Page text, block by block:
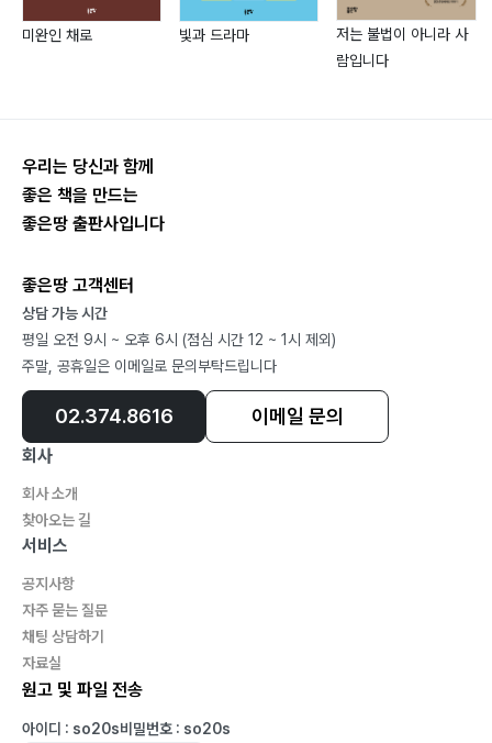
아빠와의 비밀 얘기 127
마법 샤프 130
Episode PART 05
밤하늘은 이제 내 거야
만두같이 생긴 달 150
다리용 잠바는 없나요? 153
눈뜨자마자 보물찾기 156
긍정적으로 생각하기, 후레이! 162
엄마를 만나야 해 165
밤하늘은 이제 내 거야 171
미완인 채로 빛과 드라마
저는 불법이 아니라 사
람입니다
우리는 당신과 함께
좋은 책을 만드는
좋은땅 출판사입니다
좋은땅 고객센터
상담 가능 시간
평일 오전 9시 ~ 오후 6시 (점심 시간 12 ~ 1시 제외)
주말, 공휴일은 이메일로 문의부탁드립니다
02.374.8616 이메일 문의
회사
회사 소개
찾아오는 길
서비스
공지사항
자주 묻는 질문
채팅 상담하기
자료실
원고 및 파일 전송
아이디 : so20s비밀번호 : so20s